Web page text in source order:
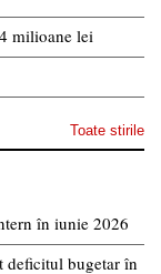
milioane lei
Toate stirile
în iunie 2026
deficitul bugetar în